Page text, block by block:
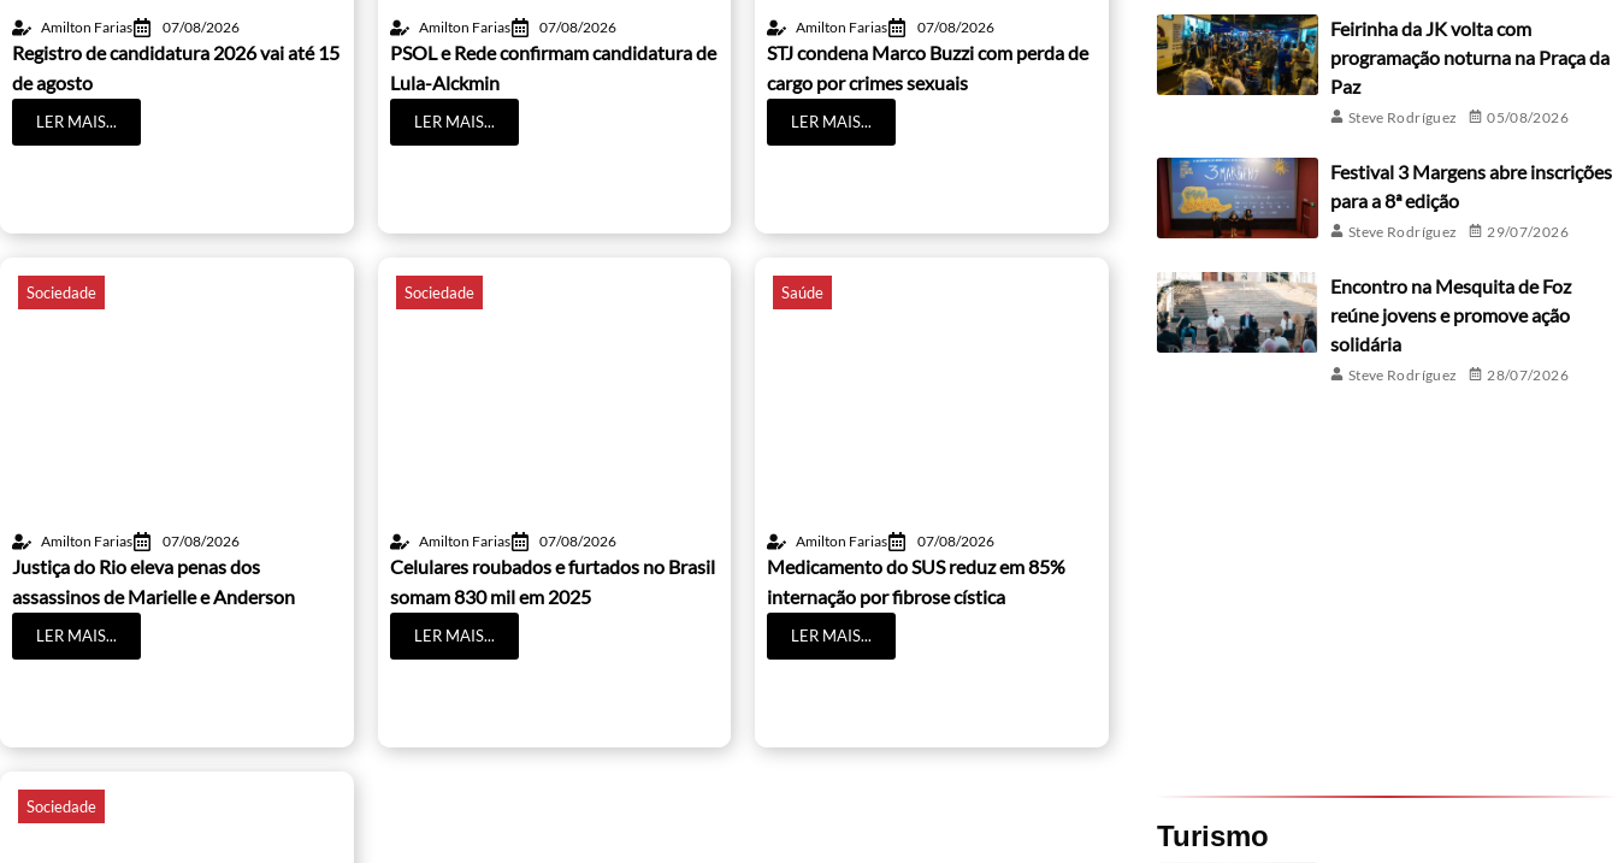
Amilton Farias 07/08/2026
Registro de candidatura 2026 vai até 15
de agosto
LER MAIS...
Amilton Farias 07/08/2026
PSOL e Rede confirmam candidatura de
Lula-Alckmin
LER MAIS...
Amilton Farias 07/08/2026
STJ condena Marco Buzzi com perda de
cargo por crimes sexuais
LER MAIS...
Sociedade
Amilton Farias 07/08/2026
Justiça do Rio eleva penas dos
assassinos de Marielle e Anderson
LER MAIS...
Sociedade
Amilton Farias 07/08/2026
Celulares roubados e furtados no Brasil
somam 830 mil em 2025
LER MAIS...
Saúde
Amilton Farias 07/08/2026
Medicamento do SUS reduz em 85%
internação por fibrose cística
LER MAIS...
Sociedade
Feirinha da JK volta com
programação noturna na Praça da
Paz
Steve Rodríguez 05/08/2026
Festival 3 Margens abre inscrições
para a 8ª edição
Steve Rodríguez 29/07/2026
Encontro na Mesquita de Foz
reúne jovens e promove ação
solidária
Steve Rodríguez 28/07/2026
Turismo